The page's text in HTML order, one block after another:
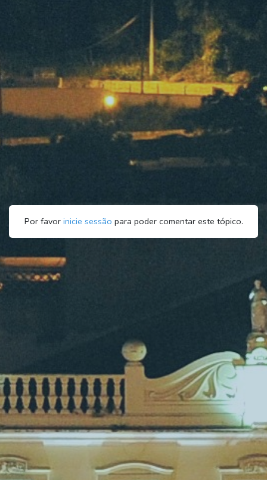
Por favor inicie sessão para poder comentar este tópico.